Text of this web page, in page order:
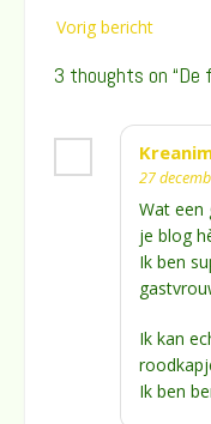
navigatie
Vorig bericht
3 thoughts on “De
27
Wat een
je blog
Ik ben
Ik kan
Ik ben